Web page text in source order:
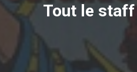
Tout le staff